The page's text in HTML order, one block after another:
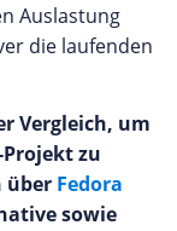
Auslastung
die laufenden
Vergleich, um
zu
über Fedora
sowie